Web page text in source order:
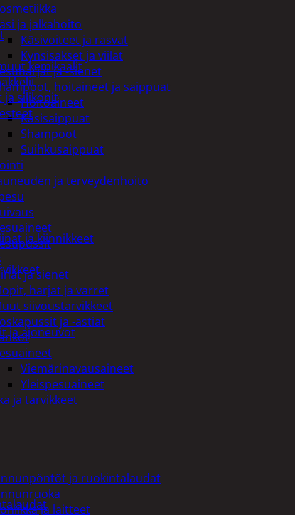
ja jalkahoito
Käsivoiteet ja rasvat
Kynsisakset ja viilat
ja -sienet
hoitaineet ja saippuat
Hoitoaineet
Käsisaippuat
Shampoot
Suihkusaippuat
ja terveydenhoito
ja sienet
harjat ja varret
siivoustarvikkeet
ja -astiat
Viemärinavausaineet
Yleispesuaineet
ja tarvikkeet
ja ruokintalaudat
ja laitteet
kemikaalit
ja silikonit
ja kiinnikkeet
ja ajoneuvot